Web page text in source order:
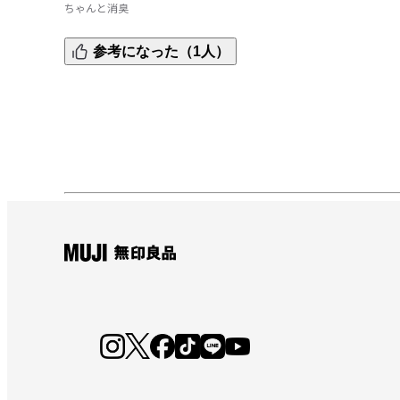
ちゃんと消臭
使いやすくてしっかり消臭効果もあるのでよく使っていま
す。リピ2回目です。いつも助かります。
参考になった（1人）